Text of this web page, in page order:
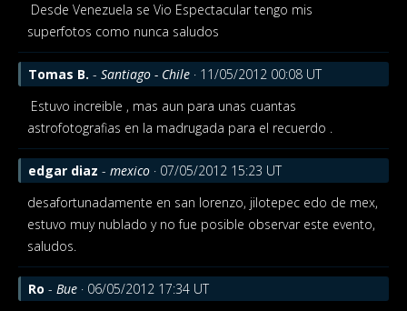
Desde Venezuela se Vio Espectacular tengo mis
superfotos como nunca saludos
Tomas B. - Santiago - Chile · 11/05/2012 00:08 UT
Estuvo increible , mas aun para unas cuantas
astrofotografias en la madrugada para el recuerdo .
edgar diaz - mexico · 07/05/2012 15:23 UT
desafortunadamente en san lorenzo, jilotepec edo de mex,
estuvo muy nublado y no fue posible observar este evento,
saludos.
Ro - Bue · 06/05/2012 17:34 UT